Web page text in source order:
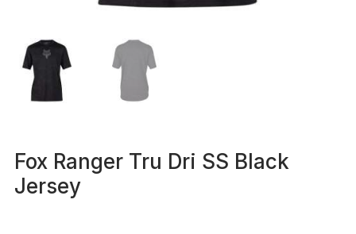
Fox Ranger Tru Dri SS Black
Jersey